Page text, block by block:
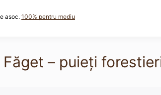
asoc. 100% pentru mediu
– puieți